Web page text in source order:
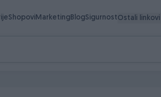
ShopoviMarketingBlogSigurnostOstali linkovi